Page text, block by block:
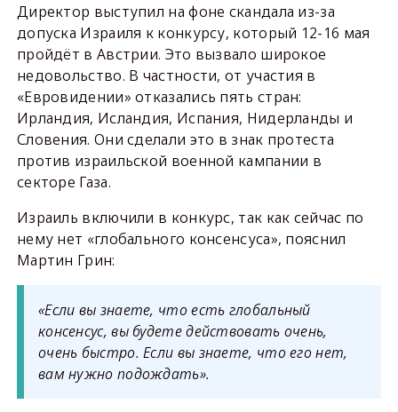
Директор выступил на фоне скандала из-за
допуска Израиля к конкурсу, который 12-16 мая
пройдёт в Австрии. Это вызвало широкое
недовольство. В частности, от участия в
«Евровидении» отказались пять стран:
Ирландия, Исландия, Испания, Нидерланды и
Словения. Они сделали это в знак протеста
против израильской военной кампании в
секторе Газа.
Израиль включили в конкурс, так как сейчас по
нему нет «глобального консенсуса», пояснил
Мартин Грин:
«Если вы знаете, что есть глобальный
консенсус, вы будете действовать очень,
очень быстро. Если вы знаете, что его нет,
вам нужно подождать».